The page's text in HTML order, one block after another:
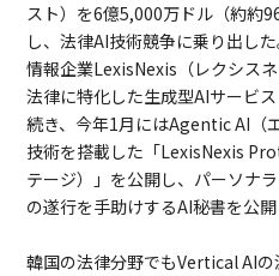
スト）を6億5,000万ドル（約約
し、法律AI技術競争に乗り出し
情報企業LexisNexis（レクシス
法律に特化した生成型AIサービ
続き、今年1月にはAgentic AI（
技術を搭載した「LexisNexis
テージ）」を公開し、パーソナ
の遂行を手助けするAI秘書を公開
韓国の法律分野でもVertical AI